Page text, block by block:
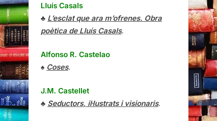
Lluís Casals
♣ L’esclat que ara m’ofrenes. Obra
poètica de Lluís Casals.
Alfonso R. Castelao
♠ Coses.
J.M. Castellet
♣ Seductors, il·lustrats i visionaris.